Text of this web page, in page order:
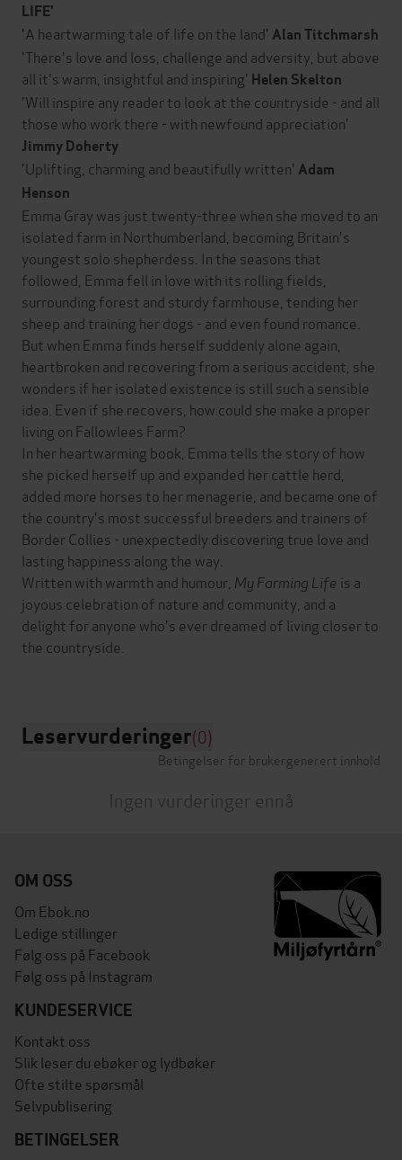
LIFE'
'A heartwarming tale of life on the land' Alan Titchmarsh
'There's love and loss, challenge and adversity, but above
all it's warm, insightful and inspiring' Helen Skelton
'Will inspire any reader to look at the countryside - and all
those who work there - with newfound appreciation'
Jimmy Doherty
'Uplifting, charming and beautifully written' Adam
Henson
Emma Gray was just twenty-three when she moved to an
isolated farm in Northumberland, becoming Britain's
youngest solo shepherdess. In the seasons that
followed, Emma fell in love with its rolling fields,
surrounding forest and sturdy farmhouse, tending her
sheep and training her dogs - and even found romance.
But when Emma finds herself suddenly alone again,
heartbroken and recovering from a serious accident, she
wonders if her isolated existence is still such a sensible
idea. Even if she recovers, how could she make a proper
living on Fallowlees Farm?
In her heartwarming book, Emma tells the story of how
she picked herself up and expanded her cattle herd,
added more horses to her menagerie, and became one of
the country's most successful breeders and trainers of
Border Collies - unexpectedly discovering true love and
lasting happiness along the way.
Written with warmth and humour, My Farming Life is a
joyous celebration of nature and community, and a
delight for anyone who's ever dreamed of living closer to
the countryside.
Leservurderinger(0)
Betingelser for brukergenerert innhold
Ingen vurderinger ennå
OM OSS
Om Ebok.no
Ledige stillinger
Følg oss på Facebook
Følg oss på Instagram
KUNDESERVICE
Kontakt oss
Slik leser du ebøker og lydbøker
Ofte stilte spørsmål
Selvpublisering
BETINGELSER